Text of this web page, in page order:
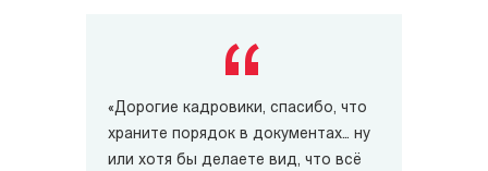
«Дорогие кадровики, спасибо, что
храните порядок в документах… ну
или хотя бы делаете вид, что всё